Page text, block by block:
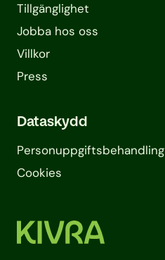
Tillgänglighet
Jobba hos oss
Villkor
Press
Dataskydd
Personuppgifts­behandling
Cookies